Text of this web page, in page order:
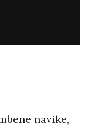
navike,